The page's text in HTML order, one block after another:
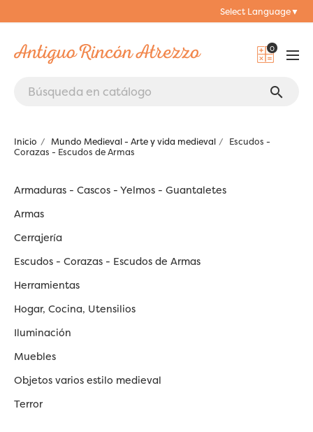
Select Language▼
0
search
Inicio Mundo Medieval - Arte y vida medieval
Escudos -
Corazas - Escudos de Armas
Armaduras - Cascos - Yelmos - Guantaletes
Armas
Cerrajería
Escudos - Corazas - Escudos de Armas
Herramientas
Hogar, Cocina, Utensilios
Iluminación
Muebles
Objetos varios estilo medieval
Terror